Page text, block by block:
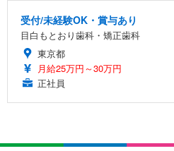
受付/未経験OK・賞与あり
目白もとおり歯科・矯正歯科
東京都
月給25万円～30万円
正社員